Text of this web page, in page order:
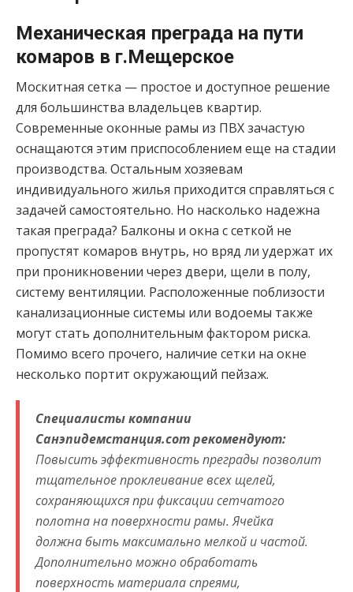
Механическая преграда на пути
комаров в г.Мещерское
Москитная сетка — простое и доступное решение
для большинства владельцев квартир.
Современные оконные рамы из ПВХ зачастую
оснащаются этим приспособлением еще на стадии
производства. Остальным хозяевам
индивидуального жилья приходится справляться с
задачей самостоятельно. Но насколько надежна
такая преграда? Балконы и окна с сеткой не
пропустят комаров внутрь, но вряд ли удержат их
при проникновении через двери, щели в полу,
систему вентиляции. Расположенные поблизости
канализационные системы или водоемы также
могут стать дополнительным фактором риска.
Помимо всего прочего, наличие сетки на окне
несколько портит окружающий пейзаж.
Специалисты компании
Санэпидемстанция.com рекомендуют:
Повысить эффективность преграды позволит
тщательное проклеивание всех щелей,
сохраняющихся при фиксации сетчатого
полотна на поверхности рамы. Ячейка
должна быть максимально мелкой и частой.
Дополнительно можно обработать
поверхность материала спреями,